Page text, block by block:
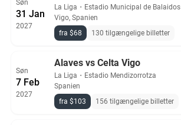
Søn
31 Jan
2027
La Liga ・ Estadio Municipal de Balaidos
Vigo, Spanien
fra $68
130 tilgængelige billetter
Søn
7 Feb
2027
Alaves vs Celta Vigo
La Liga ・ Estadio Mendizorrotza
Spanien
fra $103
156 tilgængelige billetter